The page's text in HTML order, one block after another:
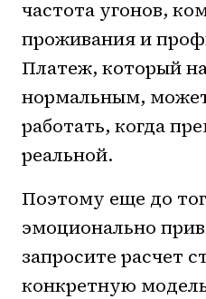
частота угонов,
проживания и
Платеж, который
нормальным,
работать, когда
реальной.
Поэтому еще до
эмоционально
запросите расчет
конкретную